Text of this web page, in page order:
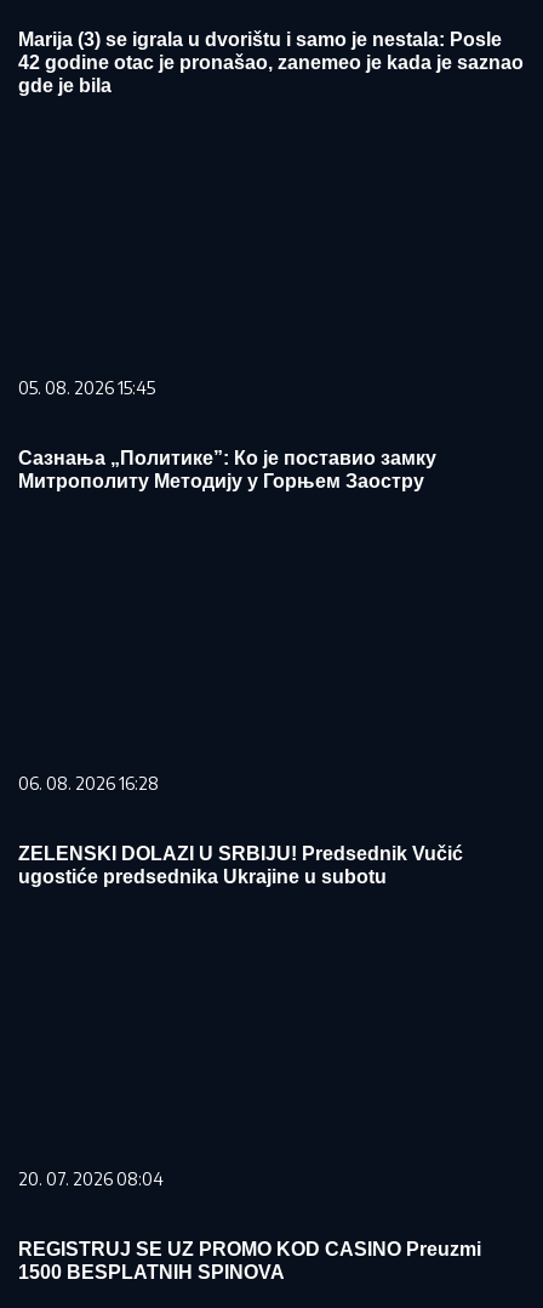
Marija (3) se igrala u dvorištu i samo je nestala: Posle
42 godine otac je pronašao, zanemeo je kada je saznao
gde je bila
05. 08. 2026 15:45
Сазнања „Политике”: Ко је поставио замку
Митрополиту Методију у Горњем Заостру
06. 08. 2026 16:28
ZELENSKI DOLAZI U SRBIJU! Predsednik Vučić
ugostiće predsednika Ukrajine u subotu
20. 07. 2026 08:04
REGISTRUJ SE UZ PROMO KOD CASINO Preuzmi
1500 BESPLATNIH SPINOVA